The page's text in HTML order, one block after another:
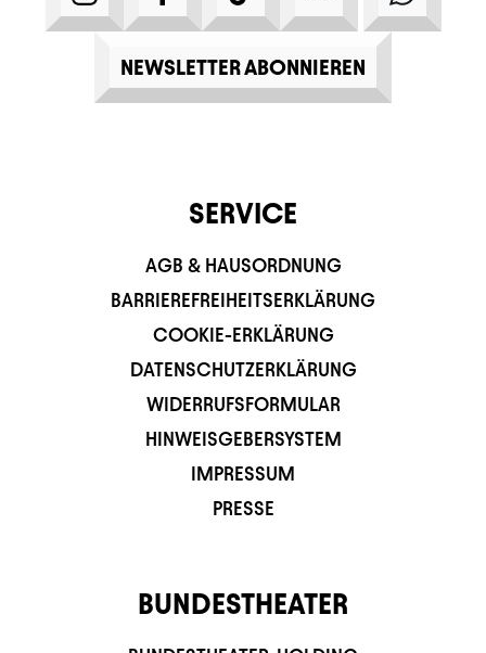
NEWSLETTER ABONNIEREN
SERVICE
AGB & HAUSORDNUNG
BARRIEREFREIHEITSERKLÄRUNG
COOKIE-ERKLÄRUNG
DATENSCHUTZERKLÄRUNG
WIDERRUFSFORMULAR
HINWEISGEBERSYSTEM
IMPRESSUM
PRESSE
BUNDESTHEATER